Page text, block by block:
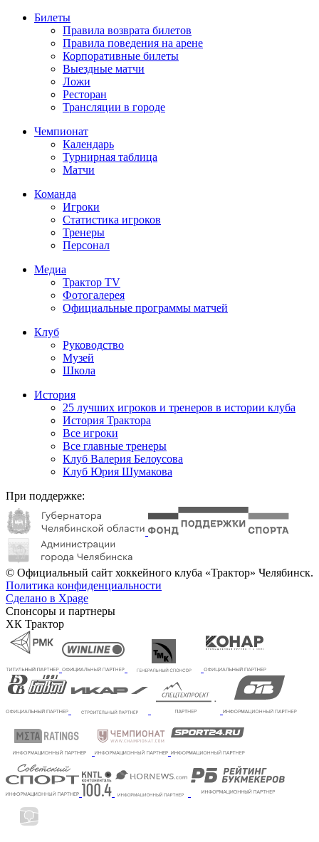
Билеты
Правила возврата билетов
Правила поведения на арене
Корпоративные билеты
Выездные матчи
Ложи
Ресторан
Трансляции в городе
Чемпионат
Календарь
Турнирная таблица
Матчи
Команда
Игроки
Статистика игроков
Тренеры
Персонал
Медиа
Трактор TV
Фотогалерея
Официальные программы матчей
Клуб
Руководство
Музей
Школа
История
25 лучших игроков и тренеров в истории клуба
История Трактора
Все игроки
Все главные тренеры
Клуб Валерия Белоусова
Клуб Юрия Шумакова
При поддержке:
© Официальный сайт хоккейного клуба «Трактор» Челябинск.
Политика конфиденциальности
Сделано в Xpage
Спонсоры и партнеры
ХК Трактор